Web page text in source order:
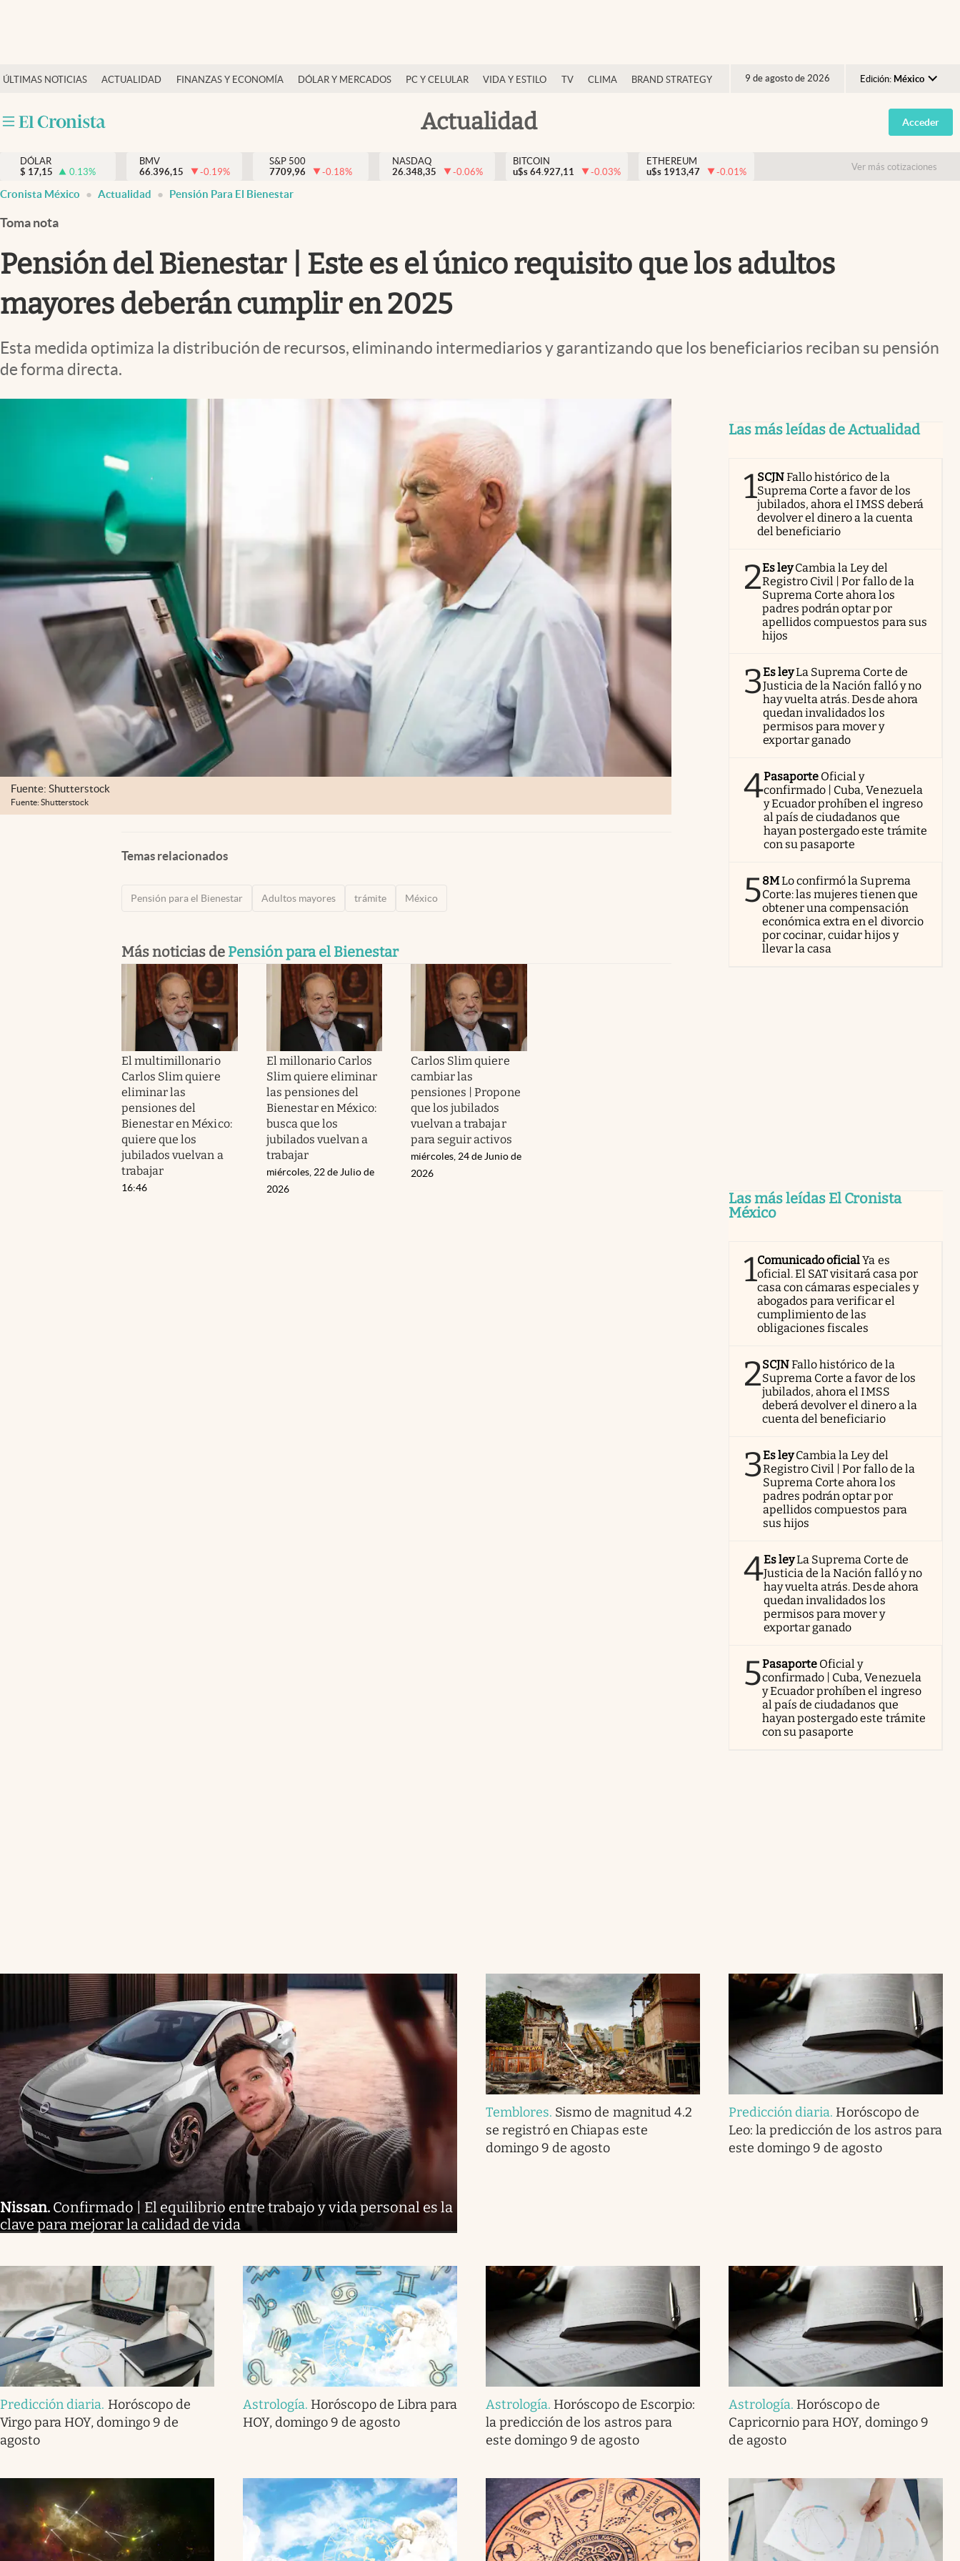
ÚLTIMAS NOTICIAS ACTUALIDAD FINANZAS Y ECONOMÍA DÓLAR Y MERCADOS PC Y CELULAR VIDA Y ESTILO TV CLIMA BRAND STRATEGY 9 de agosto de 2026 Edición: México
Argentina
España
USA
Actualidad
Actualidad
Internacionales
Opinión
Brand Strategy
Vida y estilo
Tv
Espiritualidad
Acceder
DÓLAR
$ 17,15 0.13%
BMV
66.396,15
-0.19%
S&P 500
7709,96
-0.18%
NASDAQ
26.348,35
-0.06%
BITCOIN
u$s 64.927,11 -0.03%
ETHEREUM
u$s 1913,47 -0.01% Ver más cotizaciones
Cronista México Actualidad Pensión Para El Bienestar
Toma nota
Pensión del Bienestar | Este es el único requisito que los adultos
mayores deberán cumplir en 2025
Esta medida optimiza la distribución de recursos, eliminando intermediarios y garantizando que los beneficiarios reciban su pensión
de forma directa.
Fuente: Shutterstock
Fuente: Shutterstock
Temas relacionados
Pensión para el Bienestar Adultos mayores trámite México
Más noticias de Pensión para el Bienestar
El multimillonario
Carlos Slim quiere
eliminar las
pensiones del
Bienestar en México:
quiere que los
jubilados vuelvan a
trabajar
16:46
El millonario Carlos
Slim quiere eliminar
las pensiones del
Bienestar en México:
busca que los
jubilados vuelvan a
trabajar
miércoles, 22 de Julio de
2026
Carlos Slim quiere
cambiar las
pensiones | Propone
que los jubilados
vuelvan a trabajar
para seguir activos
miércoles, 24 de Junio de
2026
Las más leídas de Actualidad
1SCJNFallo histórico de la
Suprema Corte a favor de los
jubilados, ahora el IMSS deberá
devolver el dinero a la cuenta
del beneficiario
2Es ley Cambia la Ley del
Registro Civil | Por fallo de la
Suprema Corte ahora los
padres podrán optar por
apellidos compuestos para sus
hijos
3Es leyLa Suprema Corte de
Justicia de la Nación falló y no
hay vuelta atrás. Desde ahora
quedan invalidados los
permisos para mover y
exportar ganado
4Pasaporte Oficial y
confirmado | Cuba, Venezuela
y Ecuador prohíben el ingreso
al país de ciudadanos que
hayan postergado este trámite
con su pasaporte
58MLo confirmó la Suprema
Corte: las mujeres tienen que
obtener una compensación
económica extra en el divorcio
por cocinar, cuidar hijos y
llevar la casa
Las más leídas El Cronista
México
1Comunicado oficialYa es
oficial. El SAT visitará casa por
casa con cámaras especiales y
abogados para verificar el
cumplimiento de las
obligaciones fiscales
2SCJNFallo histórico de la
Suprema Corte a favor de los
jubilados, ahora el IMSS
deberá devolver el dinero a la
cuenta del beneficiario
3Es ley Cambia la Ley del
Registro Civil | Por fallo de la
Suprema Corte ahora los
padres podrán optar por
apellidos compuestos para
sus hijos
4Es leyLa Suprema Corte de
Justicia de la Nación falló y no
hay vuelta atrás. Desde ahora
quedan invalidados los
permisos para mover y
exportar ganado
5Pasaporte Oficial y
confirmado | Cuba, Venezuela
y Ecuador prohíben el ingreso
al país de ciudadanos que
hayan postergado este trámite
con su pasaporte
Nissan. Confirmado | El equilibrio entre trabajo y vida personal es la
clave para mejorar la calidad de vida
Temblores. Sismo de magnitud 4.2
se registró en Chiapas este
domingo 9 de agosto
Predicción diaria. Horóscopo de
Leo: la predicción de los astros para
este domingo 9 de agosto
Predicción diaria. Horóscopo de
Virgo para HOY, domingo 9 de
agosto
Astrología. Horóscopo de Libra para
HOY, domingo 9 de agosto
Astrología. Horóscopo de Escorpio:
la predicción de los astros para
este domingo 9 de agosto
Astrología. Horóscopo de
Capricornio para HOY, domingo 9
de agosto